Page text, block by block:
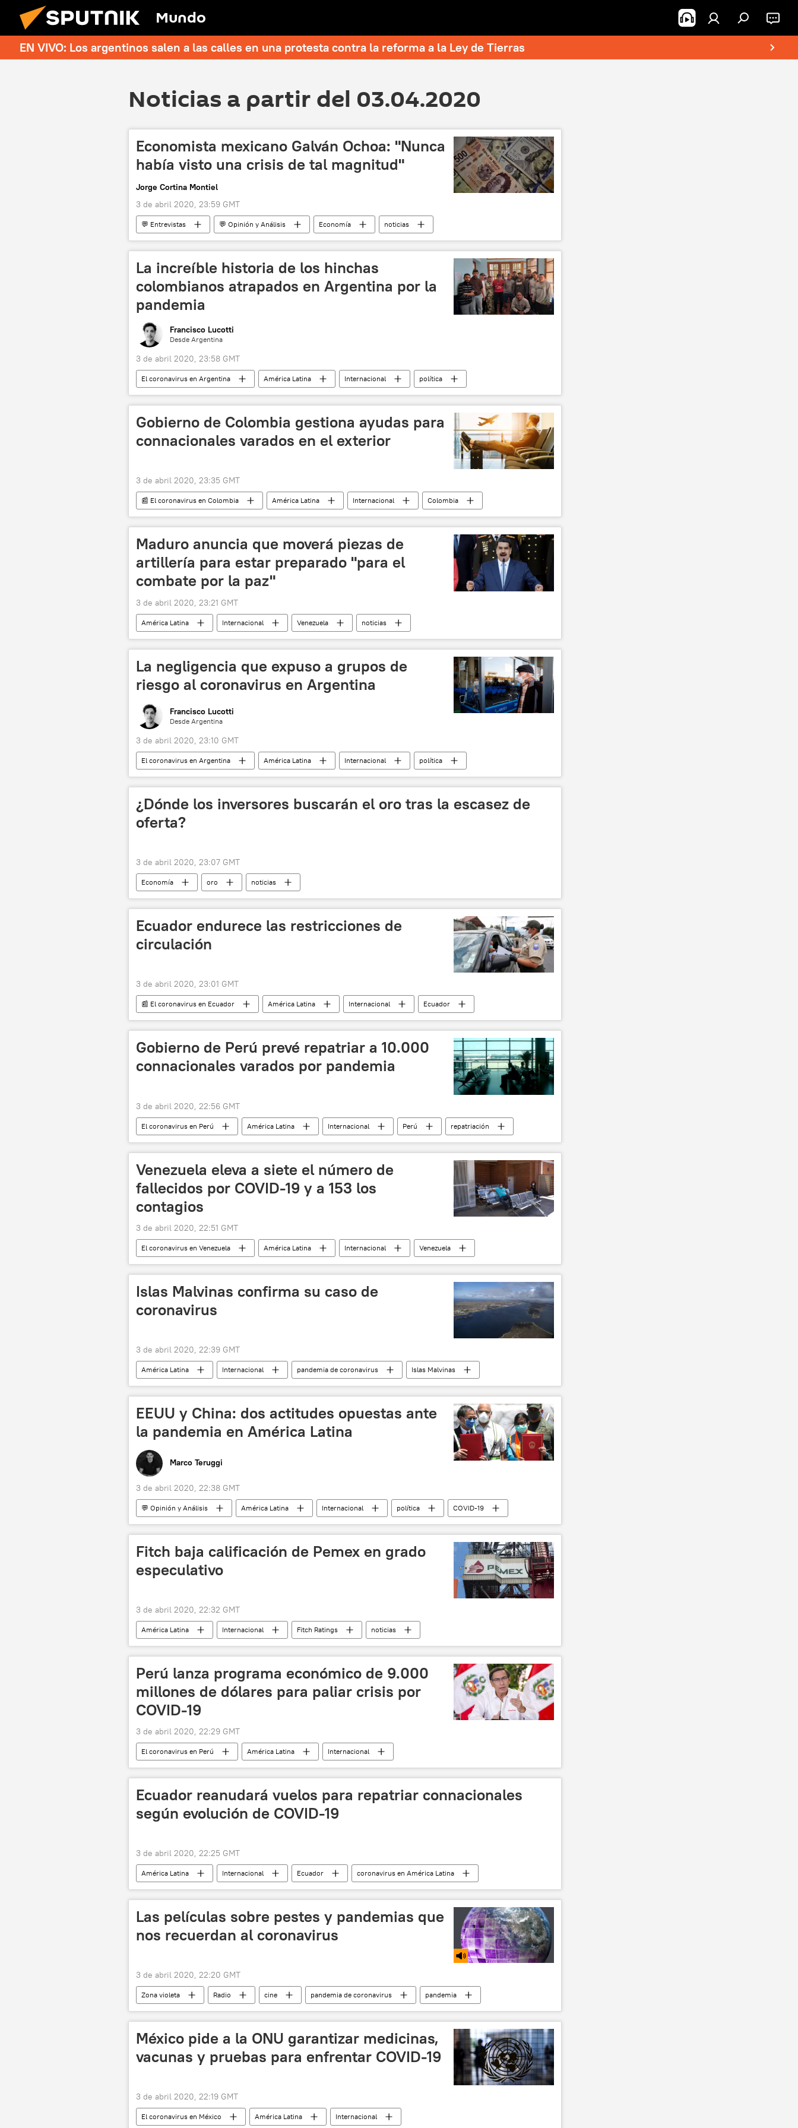
Mundo
EN VIVO: Los argentinos salen a las calles en una protesta contra la reforma a la Ley de Tierras
Noticias a partir del 03.04.2020
Economista mexicano Galván Ochoa: "Nunca
había visto una crisis de tal magnitud"
Jorge Cortina Montiel
3 de abril 2020, 23:59 GMT
💬 Entrevistas 💬 Opinión y Análisis Economía noticias
La increíble historia de los hinchas
colombianos atrapados en Argentina por la
pandemia
Francisco Lucotti
Desde Argentina
3 de abril 2020, 23:58 GMT
El coronavirus en Argentina América Latina Internacional
política
💗 Salud
sociedad Argentina Jujuy cuarentena
coronavirus
noticias
Gobierno de Colombia gestiona ayudas para
connacionales varados en el exterior
3 de abril 2020, 23:35 GMT
📰 El coronavirus en Colombia América Latina Internacional
Colombia
coronavirus en América Latina
noticias
Maduro anuncia que moverá piezas de
artillería para estar preparado "para el
combate por la paz"
3 de abril 2020, 23:21 GMT
América Latina Internacional Venezuela noticias
La negligencia que expuso a grupos de
riesgo al coronavirus en Argentina
Francisco Lucotti
Desde Argentina
3 de abril 2020, 23:10 GMT
El coronavirus en Argentina América Latina Internacional
política
💗 Salud
sociedad Argentina coronavirus
coronavirus en América Latina
¿Dónde los inversores buscarán el oro tras la escasez de
oferta?
3 de abril 2020, 23:07 GMT
Economía oro noticias
Ecuador endurece las restricciones de
circulación
3 de abril 2020, 23:01 GMT
📰 El coronavirus en Ecuador América Latina Internacional
Ecuador
coronavirus en América Latina
noticias
Gobierno de Perú prevé repatriar a 10.000
connacionales varados por pandemia
3 de abril 2020, 22:56 GMT
El coronavirus en Perú América Latina Internacional Perú
repatriación
noticias
Venezuela eleva a siete el número de
fallecidos por COVID-19 y a 153 los
contagios
3 de abril 2020, 22:51 GMT
El coronavirus en Venezuela América Latina Internacional
Venezuela
coronavirus en América Latina
noticias
Islas Malvinas confirma su caso de
coronavirus
3 de abril 2020, 22:39 GMT
América Latina Internacional pandemia de coronavirus
Islas Malvinas
noticias
EEUU y China: dos actitudes opuestas ante
la pandemia en América Latina
Marco Teruggi
3 de abril 2020, 22:38 GMT
💬 Opinión y Análisis América Latina Internacional política
COVID-19
coronavirus
pandemia de coronavirus
coronavirus en América Latina
ayuda humanitaria
Fitch baja calificación de Pemex en grado
especulativo
3 de abril 2020, 22:32 GMT
América Latina Internacional Fitch Ratings
noticias
Petróleos Mexicanos (Pemex)
Perú lanza programa económico de 9.000
millones de dólares para paliar crisis por
COVID-19
3 de abril 2020, 22:29 GMT
El coronavirus en Perú América Latina
Internacional
coronavirus en América Latina
Perú noticias
Ecuador reanudará vuelos para repatriar connacionales
según evolución de COVID-19
3 de abril 2020, 22:25 GMT
América Latina Internacional Ecuador
coronavirus en América Latina
📰 El coronavirus en Ecuador
noticias
Las películas sobre pestes y pandemias que
nos recuerdan al coronavirus
3 de abril 2020, 22:20 GMT
Zona violeta Radio cine pandemia de coronavirus pandemia
México pide a la ONU garantizar medicinas,
vacunas y pruebas para enfrentar COVID-19
3 de abril 2020, 22:19 GMT
El coronavirus en México América Latina Internacional